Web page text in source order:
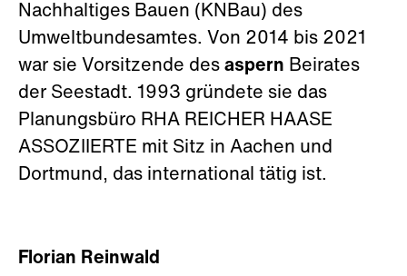
Nachhaltiges Bauen (KNBau) des
Umweltbundesamtes. Von 2014 bis 2021
war sie Vorsitzende des aspern Beirates
der Seestadt. 1993 gründete sie das
Planungsbüro RHA REICHER HAASE
ASSOZIIERTE mit Sitz in Aachen und
Dortmund, das international tätig ist.
Florian Reinwald